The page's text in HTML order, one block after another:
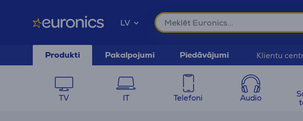
LV
Produkti Pakalpojumi Piedāvājumi Klientu
TV IT Telefoni Audio